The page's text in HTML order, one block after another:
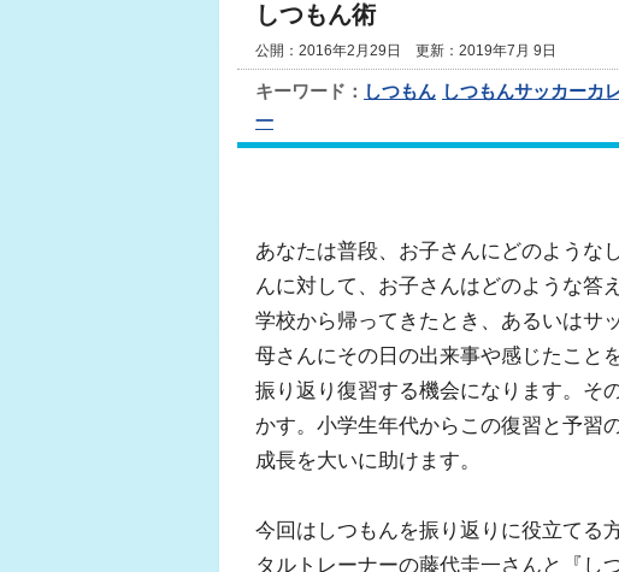
しつもん術
公開：2016年2月29日 更新：2019年7月 9日
キーワード： しつもん しつもんサッカーカ
一
あなたは普段、お子さんにどのよう
んに対して、お子さんはどのような答
学校から帰ってきたとき、あるいはサ
母さんにその日の出来事や感じたこと
振り返り復習する機会になります。そ
かす。小学生年代からこの復習と予習
成長を大いに助けます。
今回はしつもんを振り返りに役立てる
タルトレーナーの藤代圭一さんと『し